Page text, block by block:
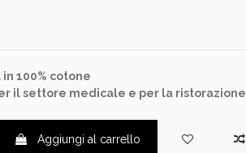
in 100% cotone
il settore medicale e per la ristorazione
Aggiungi al carrello